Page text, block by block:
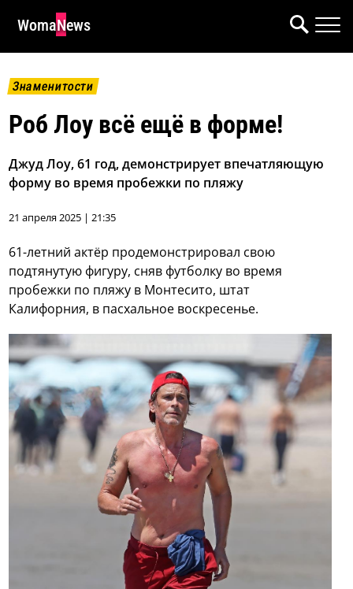
WomaNews
Знаменитости
Роб Лоу всё ещё в форме!
Джуд Лоу, 61 год, демонстрирует впечатляющую
форму во время пробежки по пляжу
21 апреля 2025 | 21:35
61-летний актёр продемонстрировал свою
подтянутую фигуру, сняв футболку во время
пробежки по пляжу в Монтесито, штат
Калифорния, в пасхальное воскресенье.